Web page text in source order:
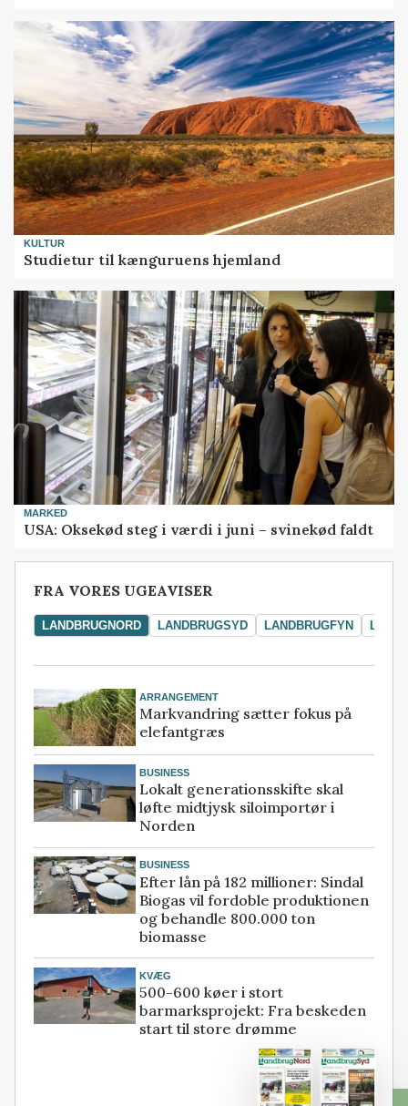
KULTUR
Studietur til kænguruens hjemland
MARKED
USA: Oksekød steg i værdi i juni – svinekød faldt
FRA VORES UGEAVISER
LANDBRUGNORD LANDBRUGSYD LANDBRUGFYN
ARRANGEMENT
Markvandring sætter fokus på
elefantgræs
BUSINESS
Lokalt generationsskifte skal
løfte midtjysk siloimportør i
Norden
BUSINESS
Efter lån på 182 millioner: Sindal
Biogas vil fordoble produktionen
og behandle 800.000 ton
biomasse
KVÆG
500-600 køer i stort
barmarksprojekt: Fra beskeden
start til store drømme